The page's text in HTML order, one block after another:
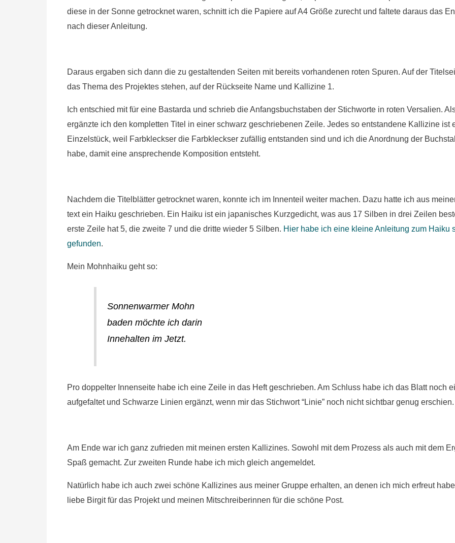
diese in der Sonne getrocknet waren, schnitt ich die Papiere auf A4 Größe zurecht und faltete daraus das
nach dieser Anleitung.
Daraus ergaben sich dann die zu gestaltenden Seiten mit bereits vorhandenen roten Spuren. Auf der
das Thema des Projektes stehen, auf der Rückseite Name und Kallizine 1.
Ich entschied mit für eine Bastarda und schrieb die Anfangsbuchstaben der Stichworte in roten Versalien.
ergänzte ich den kompletten Titel in einer schwarz geschriebenen Zeile. Jedes so entstandene Kallizine ist
Einzelstück, weil Farbkleckser die Farbkleckser zufällig entstanden sind und ich die Anordnung der
habe, damit eine ansprechende Komposition entsteht.
Nachdem die Titelblätter getrocknet waren, konnte ich im Innenteil weiter machen. Dazu hatte ich aus
text ein Haiku geschrieben. Ein Haiku ist ein japanisches Kurzgedicht, was aus 17 Silben in drei Zeilen
erste Zeile hat 5, die zweite 7 und die dritte wieder 5 Silben. Hier habe ich eine kleine Anleitung zum Haiku
gefunden.
Mein Mohnhaiku geht so:
Sonnenwarmer Mohn
baden möchte ich darin
Innehalten im Jetzt.
Pro doppelter Innenseite habe ich eine Zeile in das Heft geschrieben. Am Schluss habe ich das Blatt noch
aufgefaltet und Schwarze Linien ergänzt, wenn mir das Stichwort “Linie” noch nicht sichtbar genug erschien.
Am Ende war ich ganz zufrieden mit meinen ersten Kallizines. Sowohl mit dem Prozess als auch mit dem
Spaß gemacht. Zur zweiten Runde habe ich mich gleich angemeldet.
Natürlich habe ich auch zwei schöne Kallizines aus meiner Gruppe erhalten, an denen ich mich erfreut
liebe Birgit für das Projekt und meinen Mitschreiberinnen für die schöne Post.